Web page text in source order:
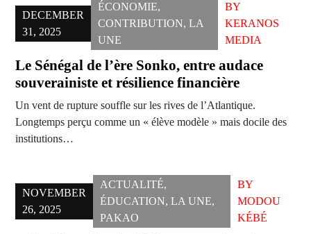
DECEMBER
31, 2025
ÉCONOMIE,
CONTRIBUTION, LA
UNE
BY
KERANOS
MEDIA
Le Sénégal de l’ère Sonko, entre audace
souverainiste et résilience financière
Un vent de rupture souffle sur les rives de l’Atlantique.
Longtemps perçu comme un « élève modèle » mais docile des
institutions…
NOVEMBER
26, 2025
ACTUALITÉ,
ÉDUCATION, LA UNE,
PAKAO
BY
MODOU
KÉBÉ